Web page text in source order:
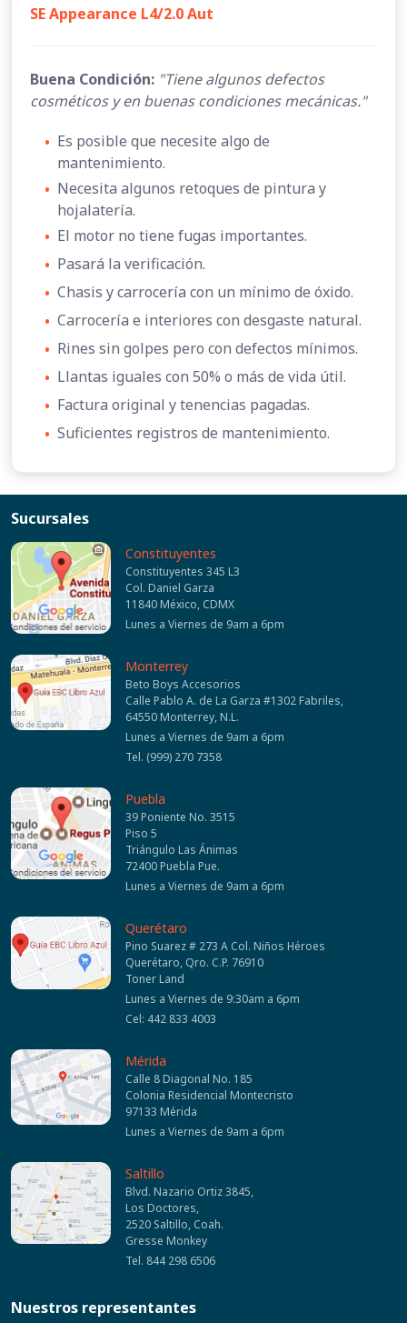
SE Appearance L4/2.0 Aut
Buena Condición: "Tiene algunos defectos
cosméticos y en buenas condiciones mecánicas."
• Es posible que necesite algo de
mantenimiento.
• Necesita algunos retoques de pintura y
hojalatería.
• El motor no tiene fugas importantes.
• Pasará la verificación.
• Chasis y carrocería con un mínimo de óxido.
• Carrocería e interiores con desgaste natural.
• Rines sin golpes pero con defectos mínimos.
• Llantas iguales con 50% o más de vida útil.
• Factura original y tenencias pagadas.
• Suficientes registros de mantenimiento.
Sucursales
Constituyentes
Constituyentes 345 L3
Col. Daniel Garza
11840 México, CDMX
Lunes a Viernes de 9am a 6pm
Monterrey
Beto Boys Accesorios
Calle Pablo A. de La Garza #1302 Fabriles,
64550 Monterrey, N.L.
Lunes a Viernes de 9am a 6pm
Tel. (999) 270 7358
Puebla
39 Poniente No. 3515
Piso 5
Triángulo Las Ánimas
72400 Puebla Pue.
Lunes a Viernes de 9am a 6pm
Querétaro
Pino Suarez # 273 A Col. Niños Héroes
Querétaro, Qro. C.P. 76910
Toner Land
Lunes a Viernes de 9:30am a 6pm
Cel: 442 833 4003
Mérida
Calle 8 Diagonal No. 185
Colonia Residencial Montecristo
97133 Mérida
Lunes a Viernes de 9am a 6pm
Saltillo
Blvd. Nazario Ortiz 3845,
Los Doctores,
2520 Saltillo, Coah.
Gresse Monkey
Tel. 844 298 6506
Nuestros representantes